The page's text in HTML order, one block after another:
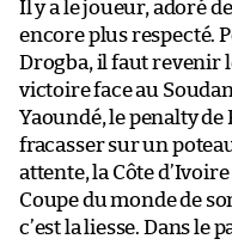
Il y a le joueur, adoré
encore plus respecté.
Drogba, il faut revenir
victoire face au
Yaoundé, le penalty de
fracasser sur un
attente, la Côte
Coupe du monde de
c’est la liesse. Dans le